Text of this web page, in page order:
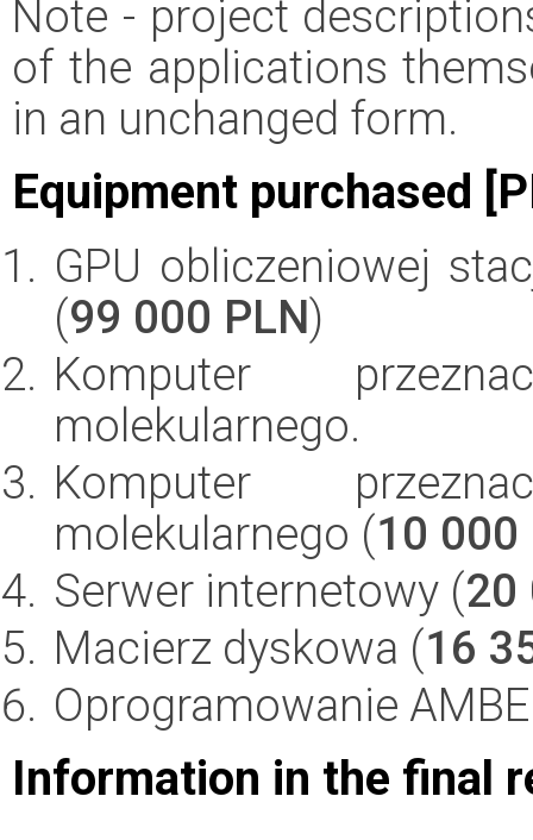
Note - project
of the applications
in an unchanged form.
Equipment purchased
GPU obliczeniowej
(99 000 PLN)
Komputer
molekularnego.
Komputer
molekularnego (10 000
Serwer internetowy (20
Macierz dyskowa (16
Oprogramowanie
Information in the final